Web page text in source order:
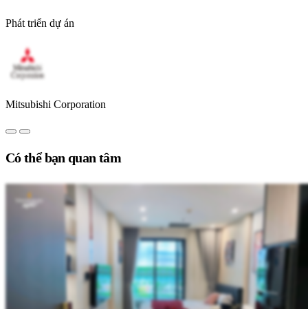
Phát triển dự án
Mitsubishi Corporation
Có thể bạn quan tâm